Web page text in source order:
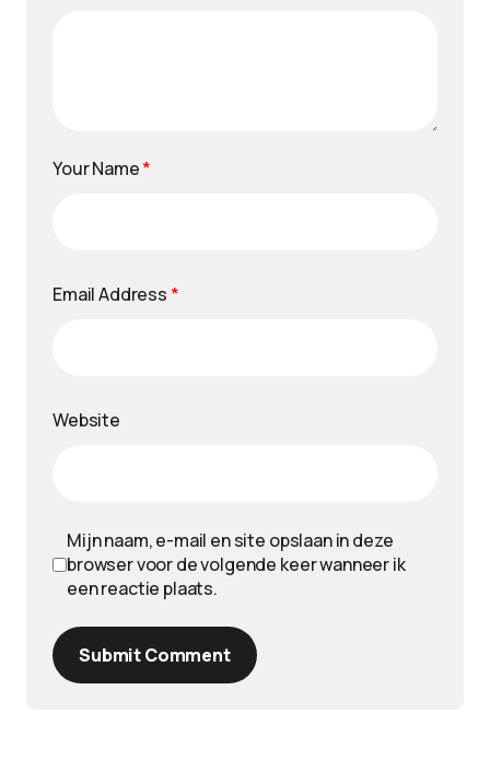
Your Name*
Email Address *
Website
Mijn naam, e-mail en site opslaan in deze
browser voor de volgende keer wanneer ik
een reactie plaats.
Submit Comment